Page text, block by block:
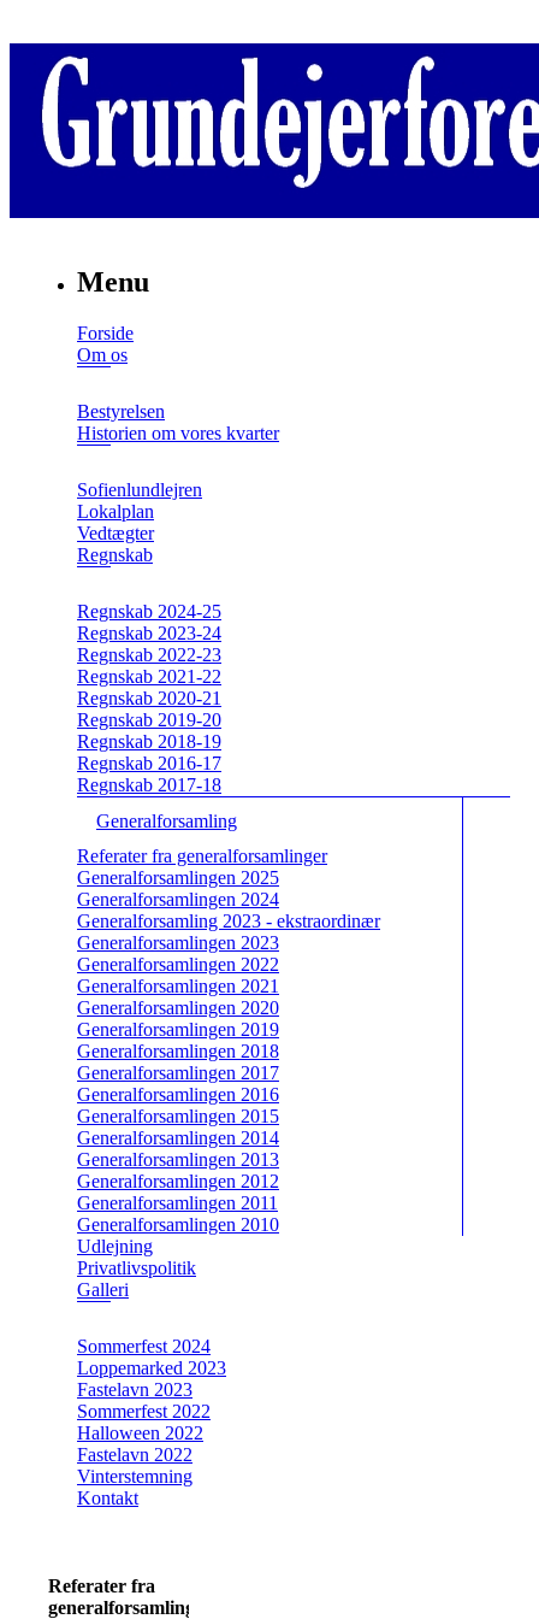
Menu
Forside
Om os
Bestyrelsen
Historien om vores kvarter
Sofienlundlejren
Lokalplan
Vedtægter
Regnskab
Regnskab 2024-25
Regnskab 2023-24
Regnskab 2022-23
Regnskab 2021-22
Regnskab 2020-21
Regnskab 2019-20
Regnskab 2018-19
Regnskab 2016-17
Regnskab 2017-18
Generalforsamling
Referater fra generalforsamlinger
Generalforsamlingen 2025
Generalforsamlingen 2024
Generalforsamling 2023 - ekstraordinær
Generalforsamlingen 2023
Generalforsamlingen 2022
Generalforsamlingen 2021
Generalforsamlingen 2020
Generalforsamlingen 2019
Generalforsamlingen 2018
Generalforsamlingen 2017
Generalforsamlingen 2016
Generalforsamlingen 2015
Generalforsamlingen 2014
Generalforsamlingen 2013
Generalforsamlingen 2012
Generalforsamlingen 2011
Generalforsamlingen 2010
Udlejning
Privatlivspolitik
Galleri
Sommerfest 2024
Loppemarked 2023
Fastelavn 2023
Sommerfest 2022
Halloween 2022
Fastelavn 2022
Vinterstemning
Kontakt
Referater fra
generalforsamlingen